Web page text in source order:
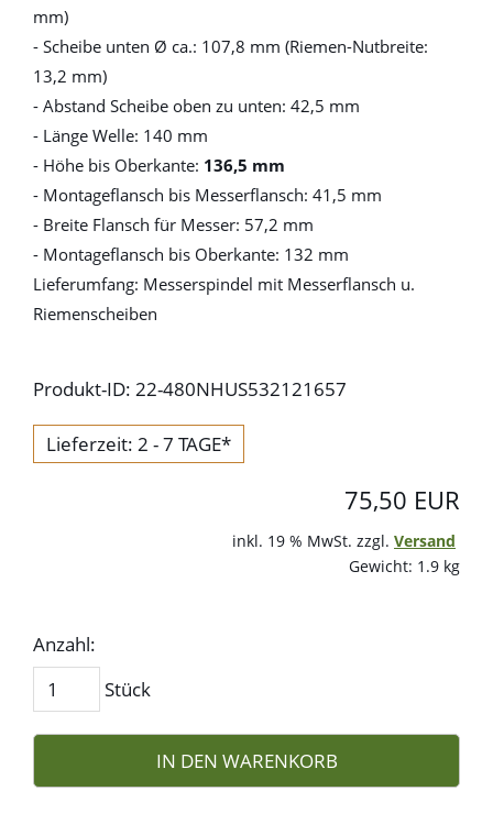
mm)
- Scheibe unten Ø ca.: 107,8 mm (Riemen-Nutbreite:
13,2 mm)
- Abstand Scheibe oben zu unten: 42,5 mm
- Länge Welle: 140 mm
- Höhe bis Oberkante: 136,5 mm
- Montageflansch bis Messerflansch: 41,5 mm
- Breite Flansch für Messer: 57,2 mm
- Montageflansch bis Oberkante: 132 mm
Lieferumfang: Messerspindel mit Messerflansch u.
Riemenscheiben
Produkt-ID: 22-480NHUS532121657
Lieferzeit: 2 - 7 TAGE*
75,50 EUR
inkl. 19 % MwSt. zzgl. Versand
Gewicht: 1.9 kg
Anzahl:
Stück
IN DEN WARENKORB